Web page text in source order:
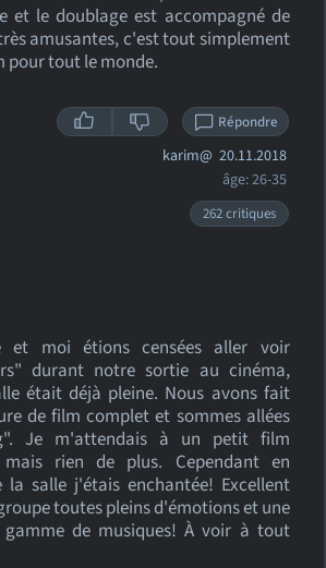
et le doublage est accompagné de
amusantes, c'est tout simplement
pour tout le monde.
Répondre
karim@ 20.11.2018
âge: 26-35
262 critiques
et moi étions censées aller voir
durant notre sortie au cinéma,
était déjà pleine. Nous avons fait
de film complet et sommes allées
Je m'attendais à un petit film
mais rien de plus. Cependant en
la salle j'étais enchantée! Excellent
toutes pleins d'émotions et une
gamme de musiques! À voir à tout